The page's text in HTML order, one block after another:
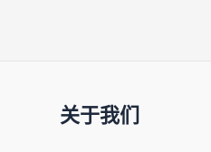
关于我们